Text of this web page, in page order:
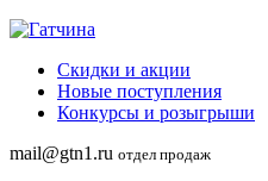
Скидки и акции
Новые поступления
Конкурсы и розыгрыши
mail@gtn1.ru отдел продаж